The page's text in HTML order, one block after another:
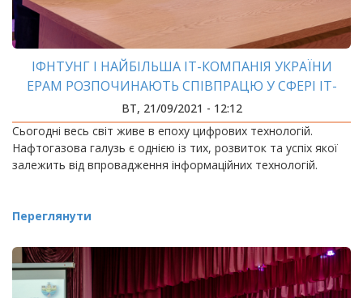
ІФНТУНГ І НАЙБІЛЬША ІТ-КОМПАНІЯ УКРАЇНИ
EPAM РОЗПОЧИНАЮТЬ СПІВПРАЦЮ У СФЕРІ ІТ-
ТЕХНОЛОГІЙ
ВТ, 21/09/2021 - 12:12
Сьогодні весь світ живе в епоху цифрових технологій.
Нафтогазова галузь є однією із тих, розвиток та успіх якої
залежить від впровадження інформаційних технологій.
Переглянути